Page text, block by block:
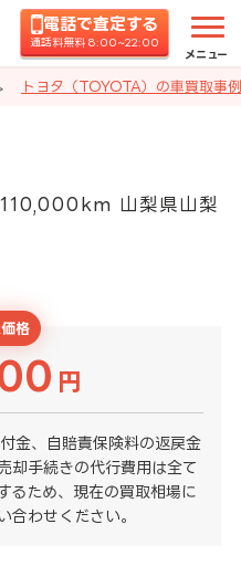
電話で査定する
通話料無料 8:00~22:00
メニュー
トヨタ（TOYOTA）の車買取事
山梨県山梨
格
円
金、自賠責保険料の返戻金
却手続きの代行費用は全て
るため、現在の買取相場に
合わせください。